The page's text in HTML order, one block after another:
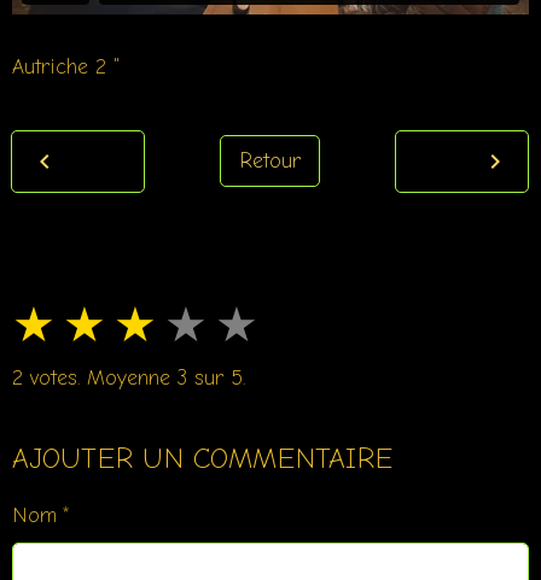
Autriche 2 "
Retour
★ ★ ★ ★ ★
2 votes. Moyenne 3 sur 5.
AJOUTER UN COMMENTAIRE
Nom